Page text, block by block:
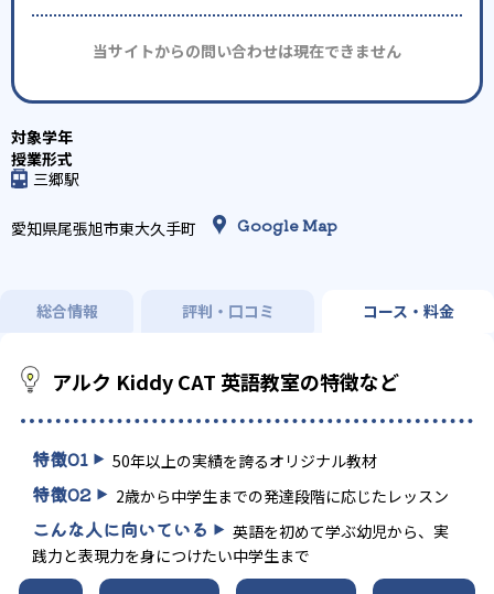
当サイトからの問い合わせは現在できません
三郷駅
愛知県尾張旭市東大久手町 Google Map
総合情報 評判・口コミ コース・料金
アルク Kiddy CAT 英語教室の特徴など
特徴01 50年以上の実績を誇るオリジナル教材
特徴02 2歳から中学生までの発達段階に応じたレッスン
こんな人に向いている
英語を初めて学ぶ幼児から、実
践力と表現力を身につけたい中学生まで